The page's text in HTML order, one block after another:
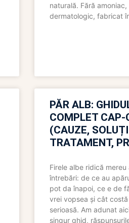
naturală. Fără
dermatologic, fabricat
PĂR ALB:
COMPLET CAP-
(CAUZE,
TRATAMENT,
Firele albe ridică mereu
întrebări: de ce au
pot da înapoi, ce e de
vrei vopsea și cât
serioasă. Am adunat
singur ghid,